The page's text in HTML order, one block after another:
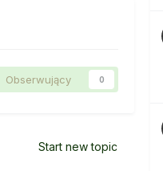
Obserwujący 0
Start new topic